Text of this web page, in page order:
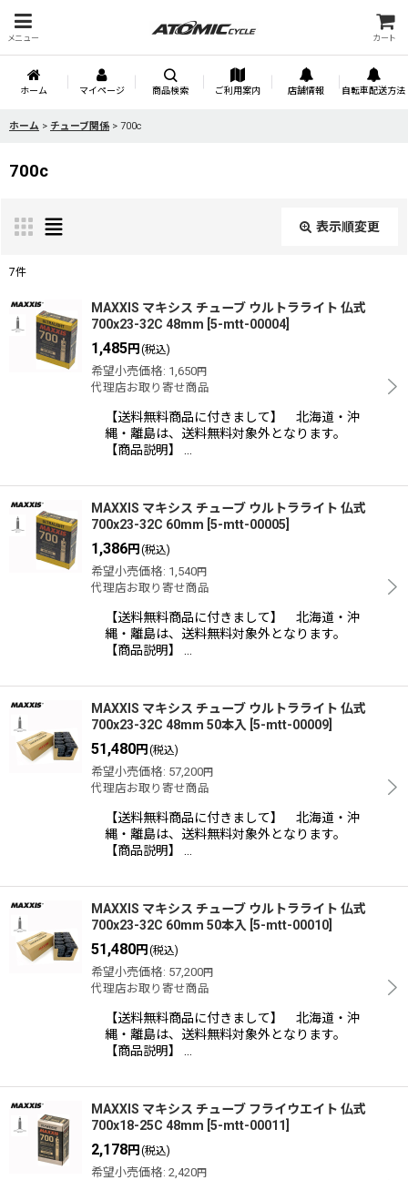
メニュー カート
ホーム マイページ 商品検索 ご利用案内 店舗情報 自転車配送方法
ホーム > チューブ関係 > 700c
700c
表示順変更
表示数
並び順:
絞り込む
7件
MAXXIS マキシス チューブ ウルトラライト 仏式
700x23-32C 48mm 5-mtt-00004
1,485円 (税込)
希望小売価格: 1,650円
代理店お取り寄せ商品
【送料無料商品に付きまして】 北海道・沖
縄・離島は、送料無料対象外となります。
【商品説明】 …
MAXXIS マキシス チューブ ウルトラライト 仏式
700x23-32C 60mm 5-mtt-00005
1,386円 (税込)
希望小売価格: 1,540円
代理店お取り寄せ商品
【送料無料商品に付きまして】 北海道・沖
縄・離島は、送料無料対象外となります。
【商品説明】 …
MAXXIS マキシス チューブ ウルトラライト 仏式
700x23-32C 48mm 50本入 5-mtt-00009
51,480円 (税込)
希望小売価格: 57,200円
代理店お取り寄せ商品
【送料無料商品に付きまして】 北海道・沖
縄・離島は、送料無料対象外となります。
【商品説明】 …
MAXXIS マキシス チューブ ウルトラライト 仏式
700x23-32C 60mm 50本入 5-mtt-00010
51,480円 (税込)
希望小売価格: 57,200円
代理店お取り寄せ商品
【送料無料商品に付きまして】 北海道・沖
縄・離島は、送料無料対象外となります。
【商品説明】 …
MAXXIS マキシス チューブ フライウエイト 仏式
700x18-25C 48mm 5-mtt-00011
2,178円 (税込)
希望小売価格: 2,420円